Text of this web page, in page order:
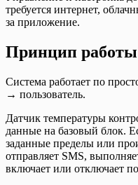
требуется интернет,
за приложение.
Принцип
Система работает по
→ пользователь.
Датчик температуры
данные на базовый блок.
заданные пределы или
отправляет SMS,
включает или отключает